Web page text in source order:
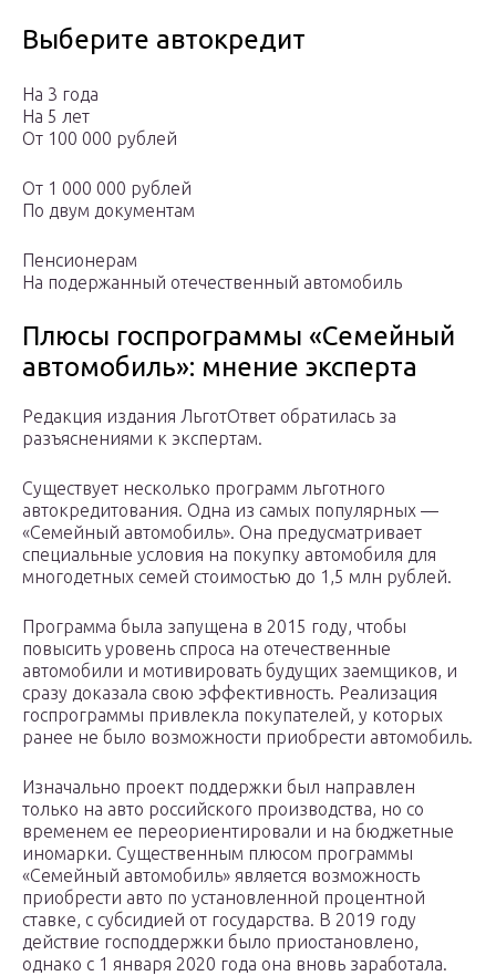
Выберите автокредит
На 3 года
На 5 лет
От 100 000 рублей
От 1 000 000 рублей
По двум документам
Пенсионерам
На подержанный отечественный автомобиль
Плюсы госпрограммы «Семейный
автомобиль»: мнение эксперта
Редакция издания ЛьготОтвет обратилась за
разъяснениями к экспертам.
Существует несколько программ льготного
автокредитования. Одна из самых популярных —
«Семейный автомобиль». Она предусматривает
специальные условия на покупку автомобиля для
многодетных семей стоимостью до 1,5 млн рублей.
Программа была запущена в 2015 году, чтобы
повысить уровень спроса на отечественные
автомобили и мотивировать будущих заемщиков, и
сразу доказала свою эффективность. Реализация
госпрограммы привлекла покупателей, у которых
ранее не было возможности приобрести автомобиль.
Изначально проект поддержки был направлен
только на авто российского производства, но со
временем ее переориентировали и на бюджетные
иномарки. Существенным плюсом программы
«Семейный автомобиль» является возможность
приобрести авто по установленной процентной
ставке, с субсидией от государства. В 2019 году
действие господдержки было приостановлено,
однако с 1 января 2020 года она вновь заработала.